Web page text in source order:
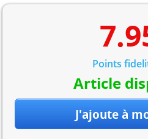
Points
Article